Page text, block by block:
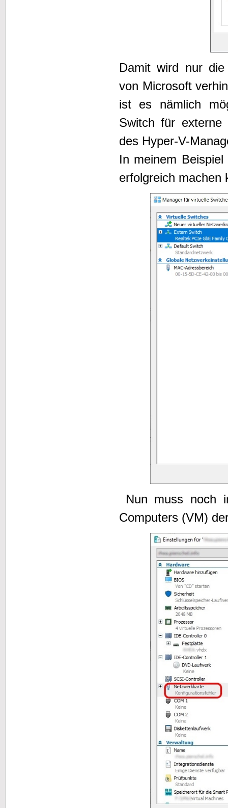
Damit wird nur die
von Microsoft
ist es nämlich
Switch für externe
des Hyper-V-
In meinem
erfolgreich machen
Nun muss noch
Computers (VM)